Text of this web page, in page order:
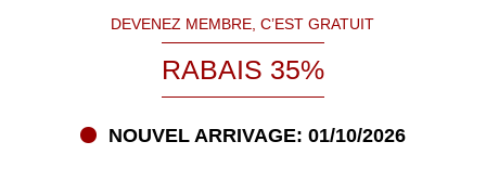
DEVENEZ MEMBRE, C’EST GRATUIT
RABAIS 35%
NOUVEL ARRIVAGE: 01/10/2026